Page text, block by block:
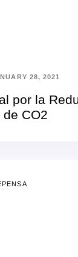
28, 2021
por la
CO2